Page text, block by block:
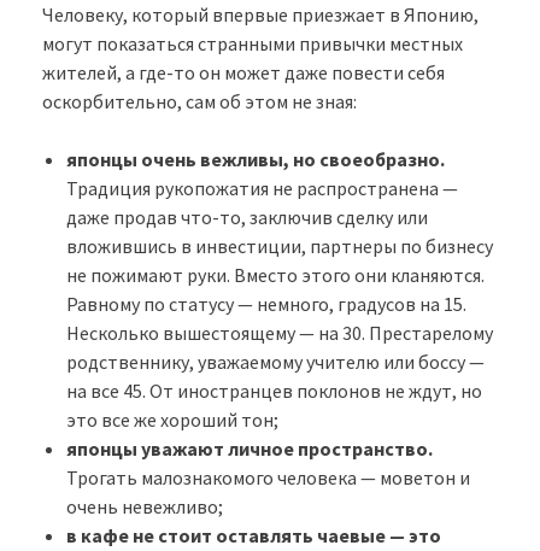
Человеку, который впервые приезжает в Японию,
могут показаться странными привычки местных
жителей, а где-то он может даже повести себя
оскорбительно, сам об этом не зная:
японцы очень вежливы, но своеобразно.
Традиция рукопожатия не распространена —
даже продав что-то, заключив сделку или
вложившись в инвестиции, партнеры по бизнесу
не пожимают руки. Вместо этого они кланяются.
Равному по статусу — немного, градусов на 15.
Несколько вышестоящему — на 30. Престарелому
родственнику, уважаемому учителю или боссу —
на все 45. От иностранцев поклонов не ждут, но
это все же хороший тон;
японцы уважают личное пространство.
Трогать малознакомого человека — моветон и
очень невежливо;
в кафе не стоит оставлять чаевые — это